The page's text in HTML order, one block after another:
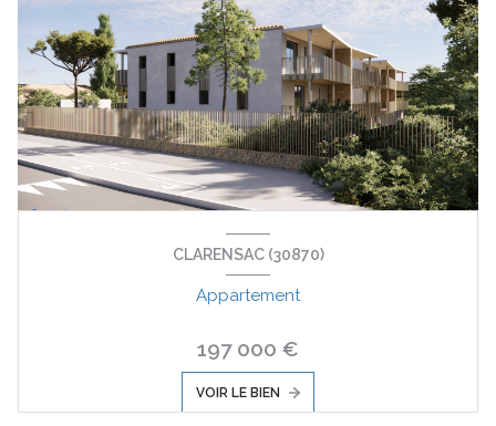
CLARENSAC (30870)
Appartement
197 000 €
VOIR LE BIEN